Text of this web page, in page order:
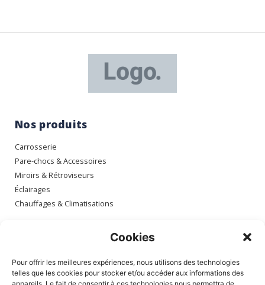
Cookies
Pour offrir les meilleures expériences, nous utilisons des technologies
telles que les cookies pour stocker et/ou accéder aux informations des
Nos produits
Carrosserie
Pare-chocs & Accessoires
Miroirs & Rétroviseurs
Éclairages
Chauffages & Climatisations
Mes commandes